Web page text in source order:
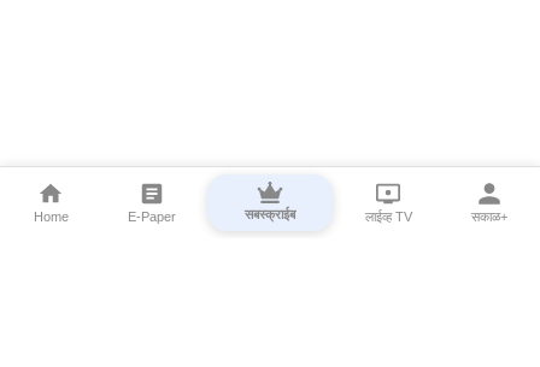
Home E-Paper सबस्क्राईब लाईव्ह TV सकाळ+